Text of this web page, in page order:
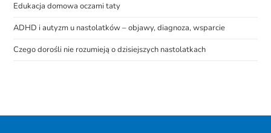
Edukacja domowa oczami taty
ADHD i autyzm u nastolatków – objawy, diagnoza, wsparcie
Czego dorośli nie rozumieją o dzisiejszych nastolatkach